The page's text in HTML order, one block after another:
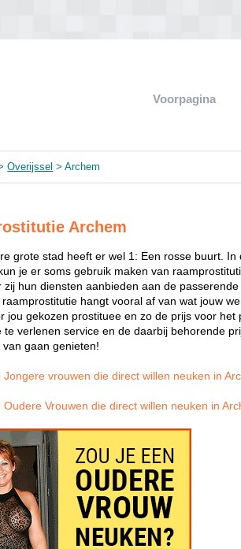
Voorpagina
Overijssel > Archem
Archem
grote stad heeft er wel 1: Een rosse buurt.
je er soms gebruik maken van
zij hun diensten aanbieden aan de
hangt vooral af van wat jouw
jou gekozen prostituee en zo de prijs voor
te verlenen service en de daarbij behorende
gaan genieten!
Jongere vrouwen die direct willen neuken in
Oudere Vrouwen die direct willen neuken in